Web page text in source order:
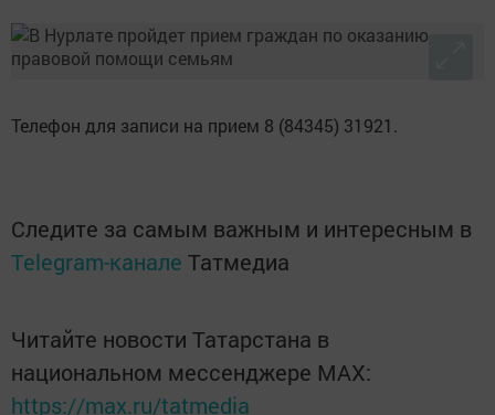
Телефон для записи на прием 8 (84345) 31921.
Следите за самым важным и интересным в
Telegram-канале Татмедиа
Читайте новости Татарстана в
национальном мессенджере MАХ:
https://max.ru/tatmedia